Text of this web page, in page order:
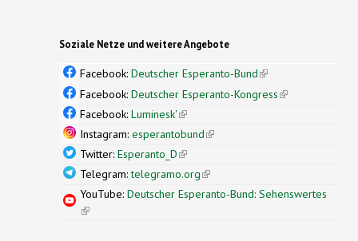
Soziale Netze und weitere Angebote
Facebook: Deutscher Esperanto-Bund(link is
external)
Facebook: Deutscher Esperanto-Kongress(link is
Facebook: Luminesk'(link is external)
Instagram: esperantobund(link is external)
Twitter: Esperanto_D(link is external)
Telegram:telegramo.org(link is external)
YouTube: Deutscher Esperanto-Bund: Sehenswertes
(link is external)